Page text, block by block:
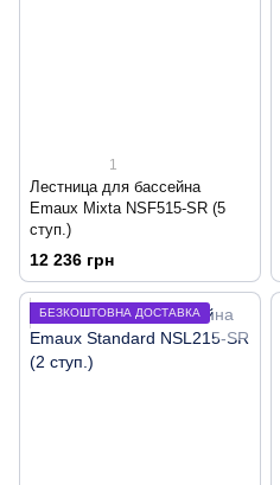
1
Лестница для бассейна
Emaux Mixta NSF515-SR (5
ступ.)
12 236 грн
БЕЗКОШТОВНА ДОСТАВКА